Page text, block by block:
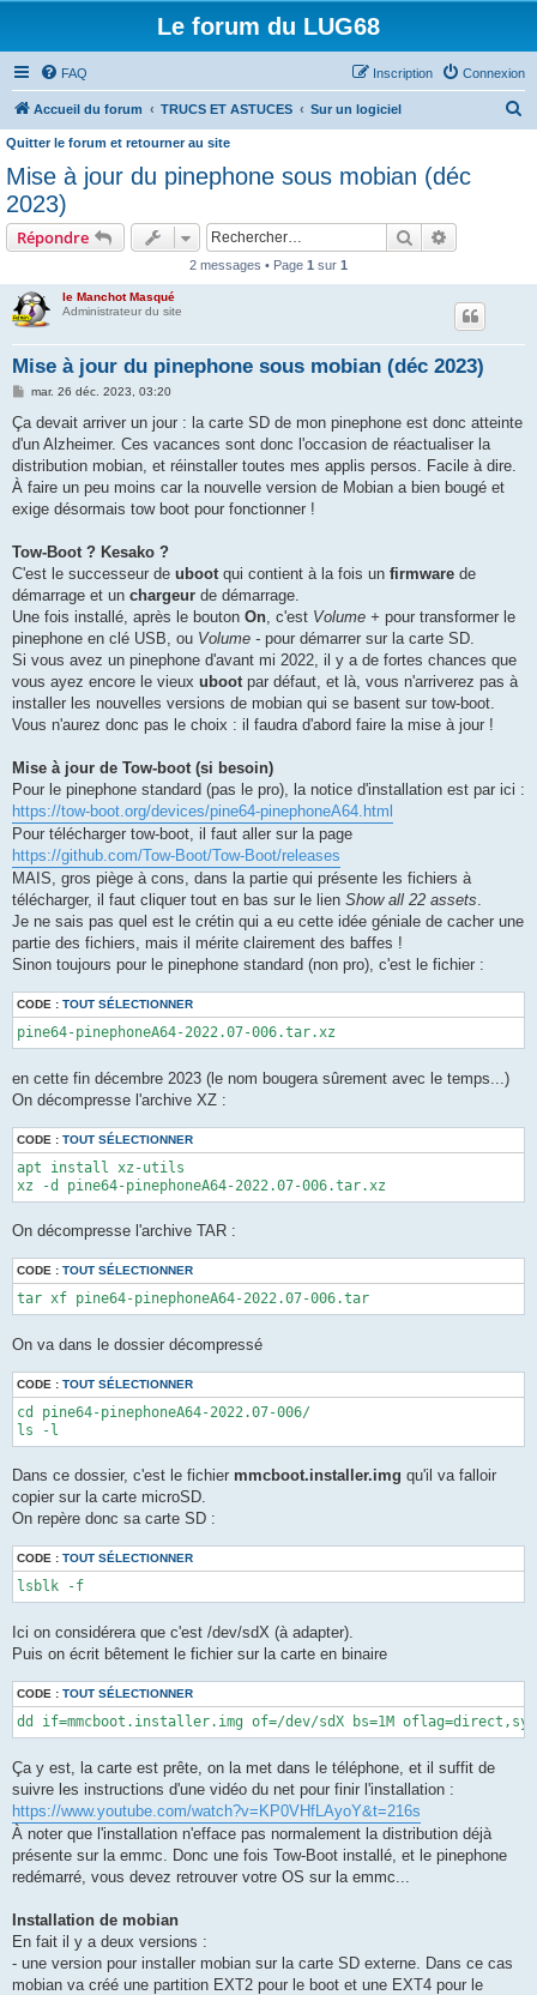
Le forum du LUG68
FAQ Connexion
Inscription
Accueil du forum TRUCS ET ASTUCES Sur un logiciel
Quitter le forum et retourner au site
Mise à jour du pinephone sous mobian (déc
2023)
Répondre Rechercher
2 messages • Page 1 sur 1
le Manchot Masqué
Administrateur du site
Mise à jour du pinephone sous mobian (déc 2023)
M
s
a
g
mar. 26 déc. 2023, 03:20
Ça devait arriver un jour : la carte SD de mon pinephone est donc atteinte
d'un Alzheimer. Ces vacances sont donc l'occasion de réactualiser la
distribution mobian, et réinstaller toutes mes applis persos. Facile à dire.
À faire un peu moins car la nouvelle version de Mobian a bien bougé et
exige désormais tow boot pour fonctionner !
Tow-Boot ? Kesako ?
C'est le successeur de ubootqui contient à la fois un firmware de
démarrage et un chargeur de démarrage.
Une fois installé, après le bouton On, c'est Volume + pour transformer le
pinephone en clé USB, ou Volume - pour démarrer sur la carte SD.
Si vous avez un pinephone d'avant mi 2022, il y a de fortes chances que
vous ayez encore le vieux ubootpar défaut, et là, vous n'arriverez pas à
installer les nouvelles versions de mobian qui se basent sur tow-boot.
Vous n'aurez donc pas le choix : il faudra d'abord faire la mise à jour !
Mise à jour de Tow-boot (si besoin)
Pour le pinephone standard (pas le pro), la notice d'installation est par ici :
https://tow-boot.org/devices/pine64-pinephoneA64.html
Pour télécharger tow-boot, il faut aller sur la page
https://github.com/Tow-Boot/Tow-Boot/releases
MAIS, gros piège à cons, dans la partie qui présente les fichiers à
télécharger, il faut cliquer tout en bas sur le lien Show all 22 assets.
Je ne sais pas quel est le crétin qui a eu cette idée géniale de cacher une
partie des fichiers, mais il mérite clairement des baffes !
Sinon toujours pour le pinephone standard (non pro), c'est le fichier :
CODE : TOUT SÉLECTIONNER
pine64-pinephoneA64-2022.07-006.tar.xz
en cette fin décembre 2023 (le nom bougera sûrement avec le temps...)
On décompresse l'archive XZ :
CODE : TOUT SÉLECTIONNER
apt install xz-utils
xz -d pine64-pinephoneA64-2022.07-006.tar.xz
On décompresse l'archive TAR :
CODE : TOUT SÉLECTIONNER
tar xf pine64-pinephoneA64-2022.07-006.tar
On va dans le dossier décompressé
CODE : TOUT SÉLECTIONNER
cd pine64-pinephoneA64-2022.07-006/
ls -l
Dans ce dossier, c'est le fichier mmcboot.installer.img qu'il va falloir
copier sur la carte microSD.
On repère donc sa carte SD :
CODE : TOUT SÉLECTIONNER
lsblk -f
Ici on considérera que c'est /dev/sdX (à adapter).
Puis on écrit bêtement le fichier sur la carte en binaire
CODE : TOUT SÉLECTIONNER
dd if=mmcboot.installer.img of=/dev/sdX bs=1M
Ça y est, la carte est prête, on la met dans le téléphone, et il suffit de
suivre les instructions d'une vidéo du net pour finir l'installation :
https://www.youtube.com/watch?v=KP0VHfLAyoY&t=216s
À noter que l'installation n'efface pas normalement la distribution déjà
présente sur la emmc. Donc une fois Tow-Boot installé, et le pinephone
redémarré, vous devez retrouver votre OS sur la emmc...
Installation de mobian
En fait il y a deux versions :
- une version pour installer mobian sur la carte SD externe. Dans ce cas
mobian va créé une partition EXT2 pour le boot et une EXT4 pour le